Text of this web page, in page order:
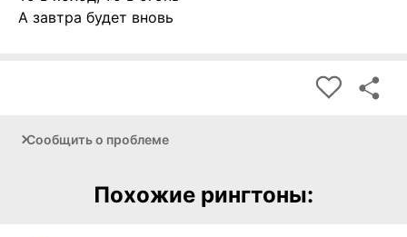
А завтра будет вновь
Сообщить о проблеме
Похожие рингтоны: